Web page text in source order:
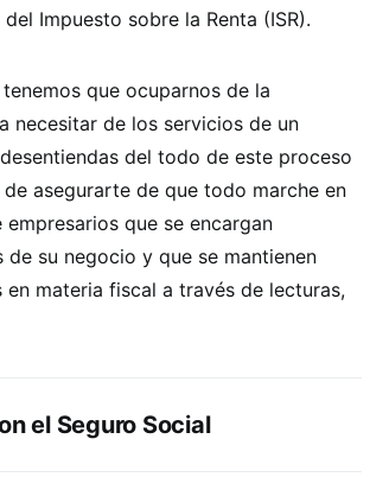
Impuesto sobre la Renta (ISR).
que ocuparnos de la
necesitar de los servicios de un
del todo de este proceso
asegurarte de que todo marche en
que se encargan
su negocio y que se mantienen
materia fiscal a través de lecturas,
el Seguro Social